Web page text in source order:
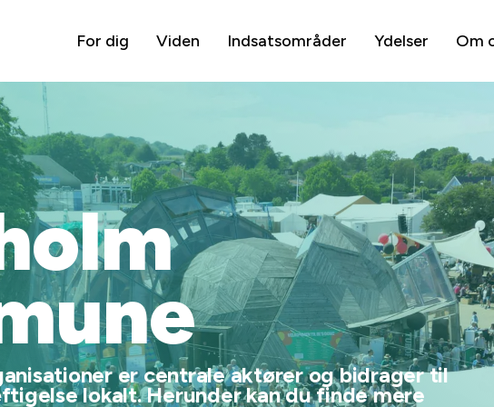
For dig Viden Indsatsområder Ydelser Om
er centrale aktører og bidrager til
lokalt. Herunder kan du finde mere